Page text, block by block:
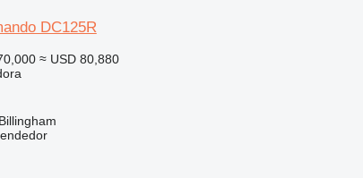
DC125R
≈ USD 80,880